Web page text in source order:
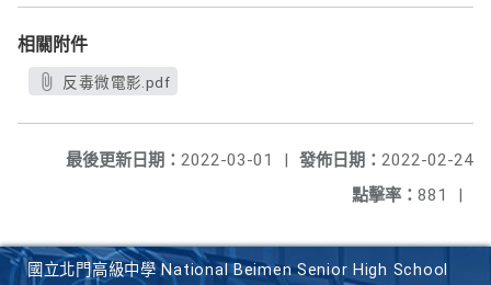
相關附件
反毒微電影.pdf
發佈日期： 2022-02-24
最後更新日期： 2022-03-01
|
點擊率： 881 |
國立北門高級中學 National Beimen Senior High School